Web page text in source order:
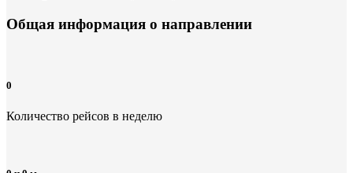
Общая информация о направлении
0
Количество рейсов в неделю